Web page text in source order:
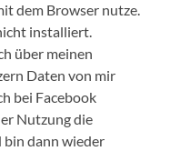
dem Browser nutze.
installiert.
über meinen
Daten von mir
bei Facebook
Nutzung die
bin dann wieder